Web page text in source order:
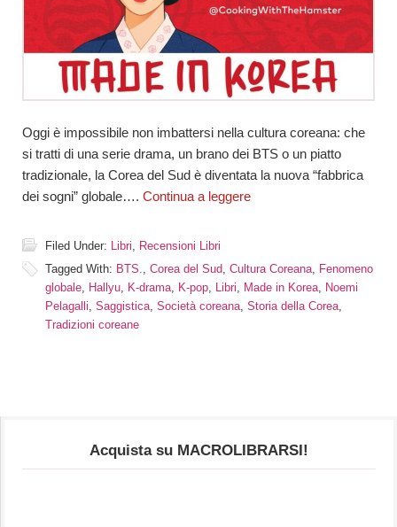
Oggi è impossibile non imbattersi nella cultura coreana: che
si tratti di una serie drama, un brano dei BTS o un piatto
tradizionale, la Corea del Sud è diventata la nuova “fabbrica
dei sogni” globale…. Continua a leggere
Filed Under: Libri
Recensioni Libri
Tagged With: BTS. Corea del Sud Cultura Coreana Fenomeno
globale Hallyu K-drama K-pop Libri Made in Korea Noemi
Pelagalli Saggistica Società coreana Storia della Corea
Tradizioni coreane
Acquista su MACROLIBRARSI!